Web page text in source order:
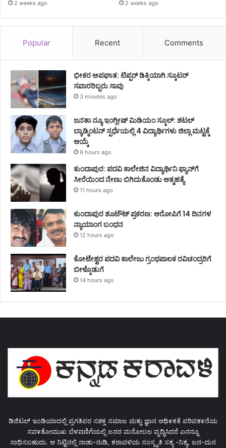
2 weeks ago 2 weeks ago
Popular Recent Comments
ಭೀಕರ ಅಪಘಾತ: ಟಿಪ್ಪರ್ ಡಿಕ್ಕಿಯಾಗಿ ಸ್ಕೂಟರ್
ಸವಾರರಿಬ್ಬರು ಸಾವು
3 minutes ago
ಜನತಾ ನ್ಯೂ ಇಂಗ್ಲೀಷ್ ಮಿಡಿಯಂ ಸ್ಕೂಲ್: ಶಟಲ್
ಬ್ಯಾಡ್ಮಿಂಟನ್ ಸ್ಪರ್ಧೆಯಲ್ಲಿ 4 ವಿದ್ಯಾರ್ಥಿಗಳು ಜಿಲ್ಲಾ ಮಟ್ಟಕ್ಕೆ
ಆಯ್ಕೆ
9 hours ago
ಕುಂದಾಪುರ: ಪದವಿ ಕಾಲೇಜಿನ ವಿದ್ಯಾರ್ಥಿನಿ ಫ್ಯಾನ್‌ಗೆ
ಸೀರೆಯಿಂದ ನೇಣು ಬಿಗಿದುಕೊಂಡು ಆತ್ಮಹತ್ಯೆ
11 hours ago
ಕುಂದಾಪುರ ಶೂಟೌಟ್ ಪ್ರಕರಣ: ಆರೋಪಿಗೆ 14 ದಿನಗಳ
ನ್ಯಾಯಾಂಗ ಬಂಧನ
12 hours ago
ಕೋಟೇಶ್ವರ ಪದವಿ ಕಾಲೇಜು ಗ್ರಂಥಪಾಲಕ ರವಿಚಂದ್ರರಿಗೆ
ಬೀಳ್ಕೊಡುಗೆ
14 hours ago
ಡಿಜಿಟಲ್ ಇಂಡಿಯಾದಲ್ಲಿ ಪ್ರಗತಿಪರ ಸಶಕ್ತ ಸಮಾಜ ಮತ್ತು ಜ್ಞಾನ ಆಥಿ೯ಕತೆ ಪರಿವತ೯ನೆಯ
ಸವ೯ತೋಮುಖ ಬೆಳವಣಿಗೆಯಲ್ಲಿ ಜನರ ಮನೋಬಲ ವೃದ್ಧಿಸಿದರೆ ಏನನ್ನೂ
ಸಾಧಿಸಬಹುದು. ಆ ನಿಟ್ಟಿನಲ್ಲಿ ನಾಡು-ನುಡಿ, ಕರಾವಳಿಯ ಸಂಸ್ಕೃತಿ ಸತ್ಯ -ನಿತ್ಯ, ಜನ-ಮನ